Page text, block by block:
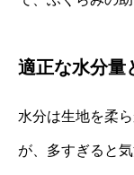
適正な水分量
水分は生地を柔
が、多すぎると